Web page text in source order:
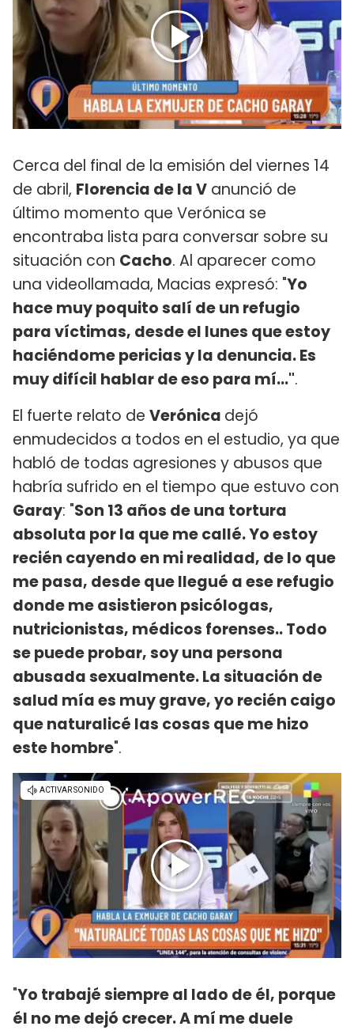
Cerca del final de la emisión del viernes 14
de abril, Florencia de la V anunció de
último momento que Verónica se
encontraba lista para conversar sobre su
situación con Cacho. Al aparecer como
una videollamada, Macias expresó: "Yo
hace muy poquito salí de un refugio
para víctimas, desde el lunes que estoy
haciéndome pericias y la denuncia. Es
muy difícil hablar de eso para mí...".
El fuerte relato de Verónica dejó
enmudecidos a todos en el estudio, ya que
habló de todas agresiones y abusos que
habría sufrido en el tiempo que estuvo con
Garay: "Son 13 años de una tortura
absoluta por la que me callé. Yo estoy
recién cayendo en mi realidad, de lo que
me pasa, desde que llegué a ese refugio
donde me asistieron psicólogas,
nutricionistas, médicos forenses.. Todo
se puede probar, soy una persona
abusada sexualmente. La situación de
salud mía es muy grave, yo recién caigo
que naturalicé las cosas que me hizo
este hombre".
"Yo trabajé siempre al lado de él, porque
él no me dejó crecer. A mí me duele